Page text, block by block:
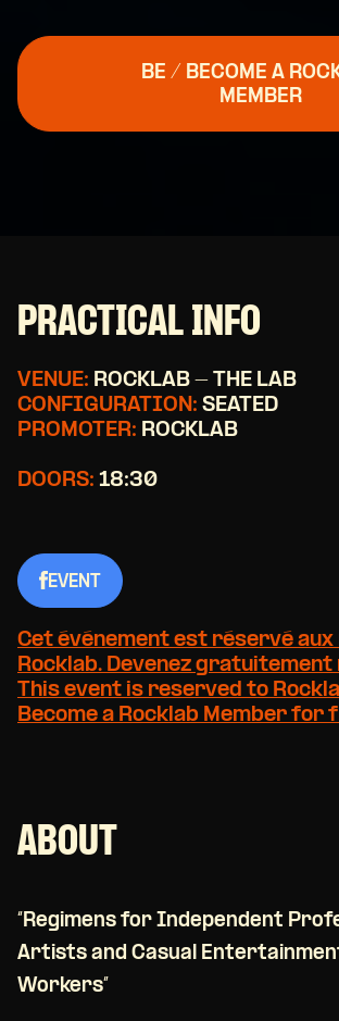
BE / BECOME A
MEMBER
PRACTICAL INFO
VENUE: ROCKLAB - THE LAB
CONFIGURATION: SEATED
PROMOTER: ROCKLAB
DOORS: 18:30
EVENT
Cet événement est réservé aux
Rocklab. Devenez
This event is reserved to
Become a Rocklab Member for
ABOUT
“Regimens for Independent
Artists and Casual
Workers”